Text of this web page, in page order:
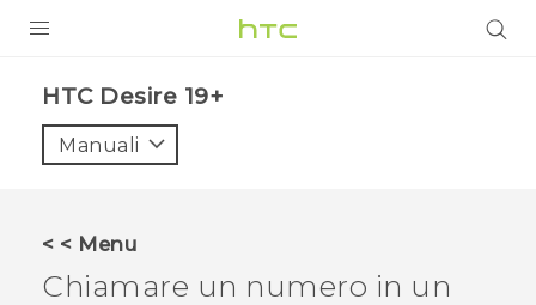
VIVE
‎HTC Desire 19+‎‎
Manuali
< < Menu
Chiamare un numero in un